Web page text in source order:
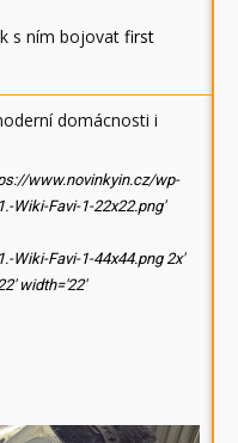
s ním bojovat first
domácnosti i
www.novinkyin.cz/wp-
Wiki-Favi-1-22x22.png'
Wiki-Favi-1-44x44.png 2x'
width='22'